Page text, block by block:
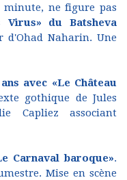
ne figure pas
Virus» du Batsheva
d'Ohad Naharin. Une
avec «Le Château
gothique de Jules
Capliez associant
Carnaval baroque».
Mise en scène